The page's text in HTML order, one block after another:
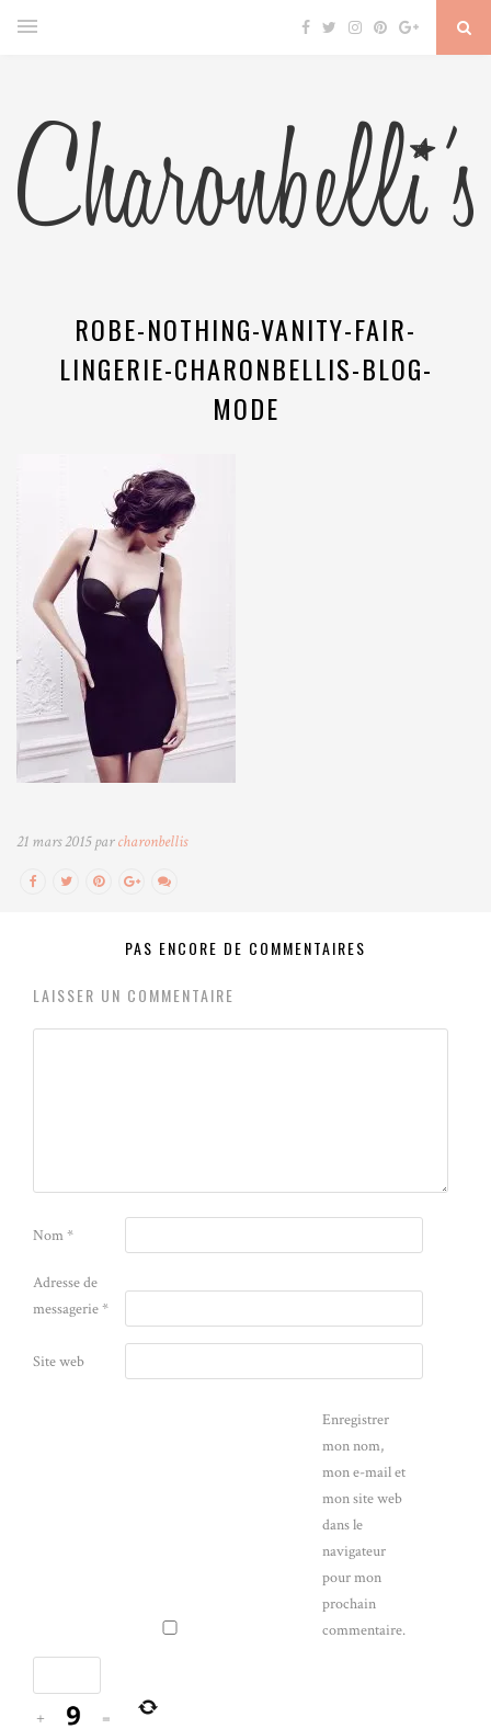
ROBE-NOTHING-VANITY-FAIR-
LINGERIE-CHARONBELLIS-BLOG-
MODE
21 mars 2015 parcharonbellis
PAS ENCORE DE COMMENTAIRES
LAISSER UN COMMENTAIRE
Nom*
Adresse de
messagerie*
Site web
Enregistrer
mon nom,
mon e-mail et
mon site web
dans le
navigateur
pour mon
prochain
commentaire.
+
=